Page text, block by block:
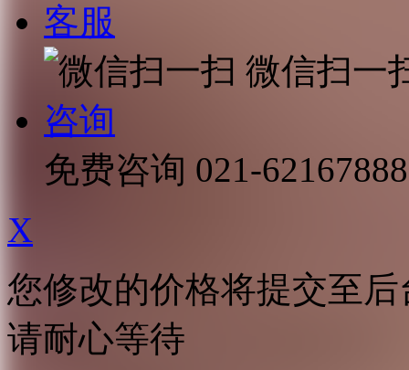
客服
微信扫一
咨询
免费咨询 021-62167888
X
您修改的价格将提交至
请耐心等待